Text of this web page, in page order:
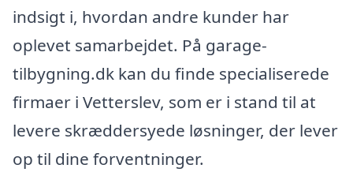
indsigt i, hvordan andre kunder har
oplevet samarbejdet. På garage-
tilbygning.dk kan du finde specialiserede
firmaer i Vetterslev, som er i stand til at
levere skræddersyede løsninger, der lever
op til dine forventninger.